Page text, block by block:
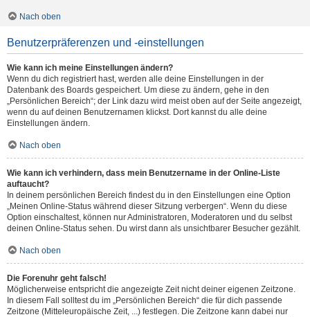
Nach oben
Benutzerpräferenzen und -einstellungen
Wie kann ich meine Einstellungen ändern?
Wenn du dich registriert hast, werden alle deine Einstellungen in der
Datenbank des Boards gespeichert. Um diese zu ändern, gehe in den
„Persönlichen Bereich“; der Link dazu wird meist oben auf der Seite angezeigt,
wenn du auf deinen Benutzernamen klickst. Dort kannst du alle deine
Einstellungen ändern.
Nach oben
Wie kann ich verhindern, dass mein Benutzername in der Online-Liste
auftaucht?
In deinem persönlichen Bereich findest du in den Einstellungen eine Option
„Meinen Online-Status während dieser Sitzung verbergen“. Wenn du diese
Option einschaltest, können nur Administratoren, Moderatoren und du selbst
deinen Online-Status sehen. Du wirst dann als unsichtbarer Besucher gezählt.
Nach oben
Die Forenuhr geht falsch!
Möglicherweise entspricht die angezeigte Zeit nicht deiner eigenen Zeitzone.
In diesem Fall solltest du im „Persönlichen Bereich“ die für dich passende
Zeitzone (Mitteleuropäische Zeit, ...) festlegen. Die Zeitzone kann dabei nur